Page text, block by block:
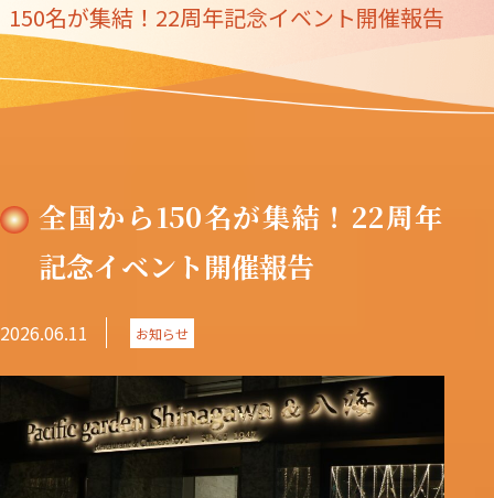
150名が集結！22周年記念イベント開催報告
全国から150名が集結！22周年
記念イベント開催報告
2026.06.11 お知らせ